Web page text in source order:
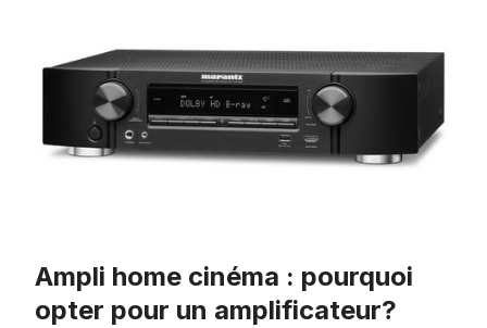
Ampli home cinéma : pourquoi
opter pour un amplificateur?